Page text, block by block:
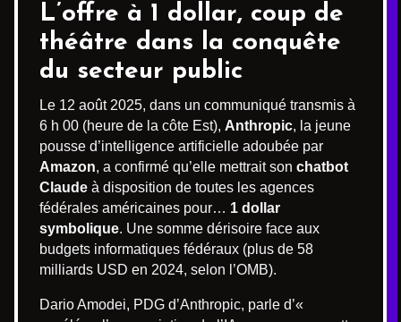
L’offre à 1 dollar, coup de
théâtre dans la conquête
du secteur public
Le 12 août 2025, dans un communiqué transmis à
6 h 00 (heure de la côte Est), Anthropic, la jeune
pousse d’intelligence artificielle adoubée par
Amazon, a confirmé qu’elle mettrait son chatbot
Claude à disposition de toutes les agences
fédérales américaines pour… 1 dollar
symbolique. Une somme dérisoire face aux
budgets informatiques fédéraux (plus de 58
milliards USD en 2024, selon l’OMB).
Dario Amodei, PDG d’Anthropic, parle d’«